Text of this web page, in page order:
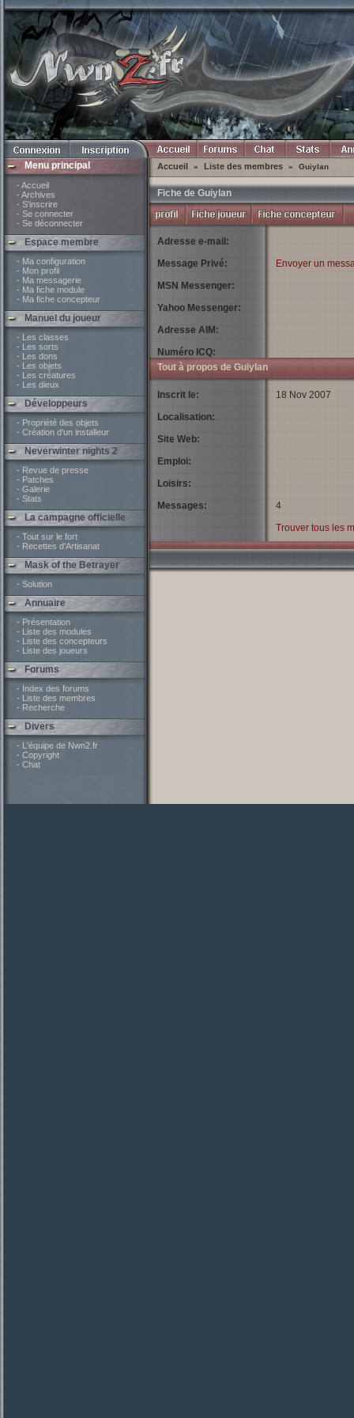
Menu principal
- Accueil
- Archives
- S'inscrire
- Se connecter
- Se déconnecter
Espace membre
- Ma configuration
- Mon profil
- Ma messagerie
- Ma fiche module
- Ma fiche concepteur
Manuel du joueur
- Les classes
- Les sorts
- Les dons
- Les objets
- Les créatures
- Les dieux
Développeurs
- Propriété des objets
- Création d'un installeur
Neverwinter nights 2
- Revue de presse
- Patches
- Galerie
- Stats
La campagne officielle
- Tout sur le fort
- Recettes d'Artisanat
Mask of the Betrayer
- Solution
Annuaire
- Présentation
- Liste des modules
- Liste des concepteurs
- Liste des joueurs
Forums
- Index des forums
- Liste des membres
- Recherche
Divers
- L'équipe de Nwn2.fr
- Copyright
- Chat
Accueil » Liste des membres » Guiylan
Fiche de Guiylan
Adresse e-mail:
Message Privé:
MSN Messenger:
Yahoo Messenger:
Adresse AIM:
Numéro ICQ:
Envoyer un
Tout à propos de Guiylan
Inscrit le:
Localisation:
Site Web:
Emploi:
Loisirs:
Messages:
18 Nov 2007
4
Trouver tous les